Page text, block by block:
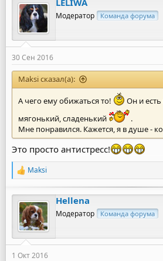
LELIWA
Модератор Команда форума
30 Сен 2016
Maksi сказал(а):
А чего ему обижаться то!
Он и
мягонький, сладенький
.
Мне понравился. Кажется, я в душе -
Это просто антистресс!
Р
а
к
ц
и
и
:
Maksi
Hellena
Модератор Команда форума
1 Окт 2016